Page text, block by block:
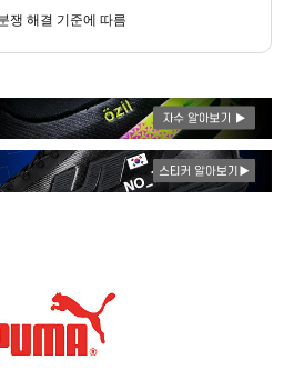
쟁 해결 기준에 따름